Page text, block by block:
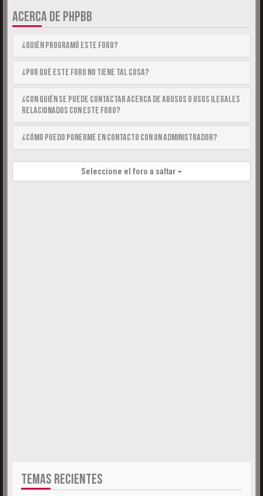
ACERCA DE PHPBB
¿Quién programó este foro?
¿Por qué este foro no tiene tal cosa?
¿Con quién se puede contactar acerca de abusos o usos ilegales
relacionados con este foro?
¿Cómo puedo ponerme en contacto con un Administrador?
Seleccione el foro a saltar
TEMAS RECIENTES